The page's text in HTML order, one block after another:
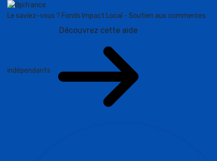
Le saviez-vous ? Fonds Impact Local - Soutien aux commerces
indépendants
Découvrez cette aide